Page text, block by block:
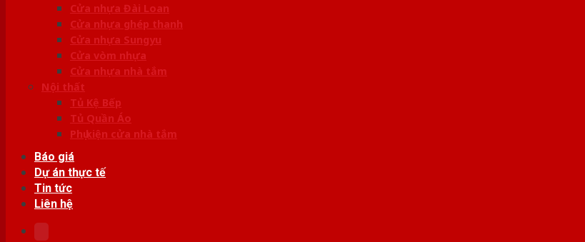
Cửa nhựa Đài Loan
Cửa nhựa ghép thanh
Cửa nhựa Sungyu
Cửa vòm nhựa
Cửa nhựa nhà tắm
Nội thất
Tủ Kệ Bếp
Tủ Quần Áo
Phụ kiện cửa nhà tắm
Báo giá
Dự án thực tế
Tin tức
Liên hệ